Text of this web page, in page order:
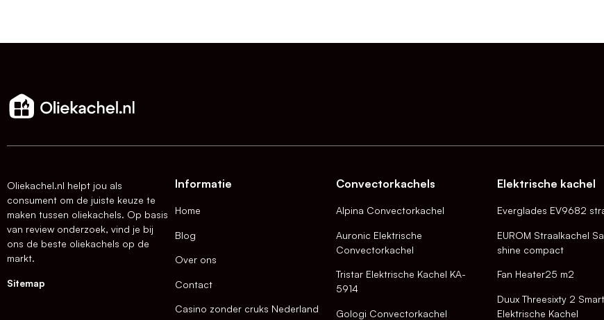
Oliekachel.nl helpt jou als
consument om de juiste keuze te
maken tussen oliekachels. Op basis
van review onderzoek, vind je bij
ons de beste oliekachels op de
markt.
Sitemap
Informatie
Home
Blog
Over ons
Contact
Casino zonder cruks Nederland
Convectorkachels
Alpina Convectorkachel
Auronic Elektrische
Convectorkachel
Tristar Elektrische Kachel KA-
5914
Gologi Convectorkachel
Elektrische kachel
Everglades EV9682
EUROM Straalkachel
shine compact
Fan Heater25 m2
Duux Threesixty 2 Smart
Elektrische Kachel